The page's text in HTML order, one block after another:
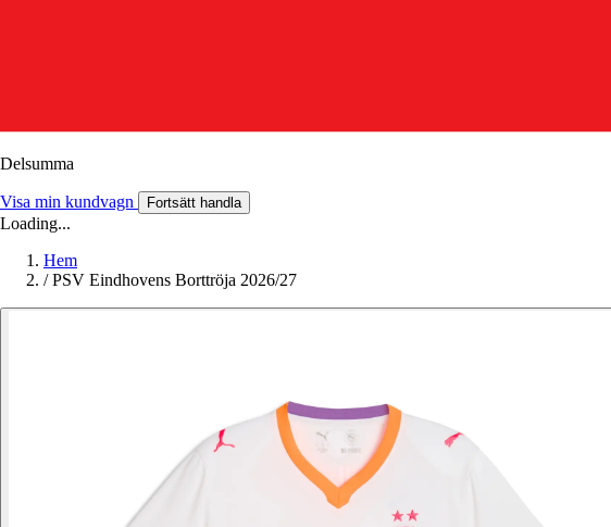
Delsumma
Visa min kundvagn Fortsätt handla
Loading...
Hem
/ PSV Eindhovens Borttröja 2026/27